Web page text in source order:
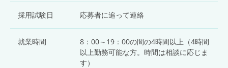
採用試験日 応募者に追って連絡
就業時間
8：00～19：00の間の4時間以上（4時間
以上勤務可能な方。時間は相談に応じま
す）